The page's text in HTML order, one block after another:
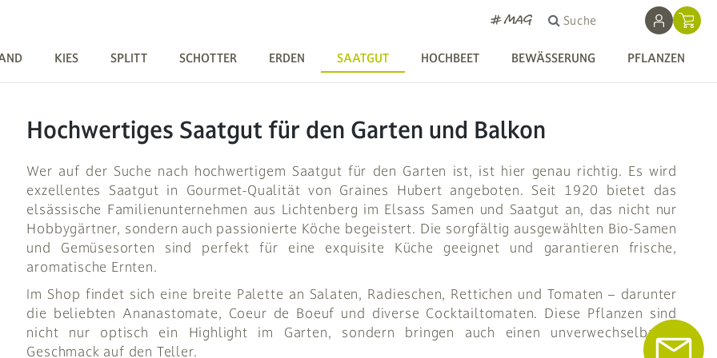
# MAG Suche
KIES SPLITT SCHOTTER ERDEN SAATGUT HOCHBEET BEWÄSSERUNG PFLANZEN
Hochwertiges Saatgut für den Garten und Balkon
Wer auf der Suche nach hochwertigem Saatgut für den Garten ist, ist hier genau richtig. Es wird
exzellentes Saatgut in Gourmet-Qualität von Graines Hubert angeboten. Seit 1920 bietet das
elsässische Familienunternehmen aus Lichtenberg im Elsass Samen und Saatgut an, das nicht nur
Hobbygärtner, sondern auch passionierte Köche begeistert. Die sorgfältig ausgewählten Bio-Samen
und Gemüsesorten sind perfekt für eine exquisite Küche geeignet und garantieren frische,
aromatische Ernten.
Im Shop findet sich eine breite Palette an Salaten, Radieschen, Rettichen und Tomaten – darunter
die beliebten Ananastomate, Coeur de Boeuf und diverse Cocktailtomaten. Diese Pflanzen sind
nicht nur optisch ein Highlight im Garten, sondern bringen auch einen unverwechselbaren
Geschmack auf den Teller.